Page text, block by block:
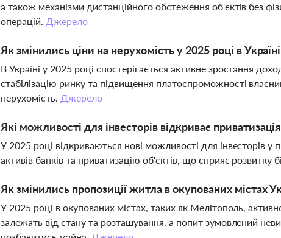
а також механізми дистанційного обстеження об'єктів без
операцій. Джерело
Як змінились ціни на нерухомість у 2025 році в
В Україні у 2025 році спостерігається активне зростання
стабілізацію ринку та підвищення платоспроможності
нерухомість. Джерело
Які можливості для інвесторів відкриває
У 2025 році відкриваються нові можливості для інвесторів
активів банків та приватизацію об'єктів, що сприяє розвитку
Як змінились пропозиції житла в окупованих містах
У 2025 році в окупованих містах, таких як Мелітополь,
залежать від стану та розташування, а попит зумовлений